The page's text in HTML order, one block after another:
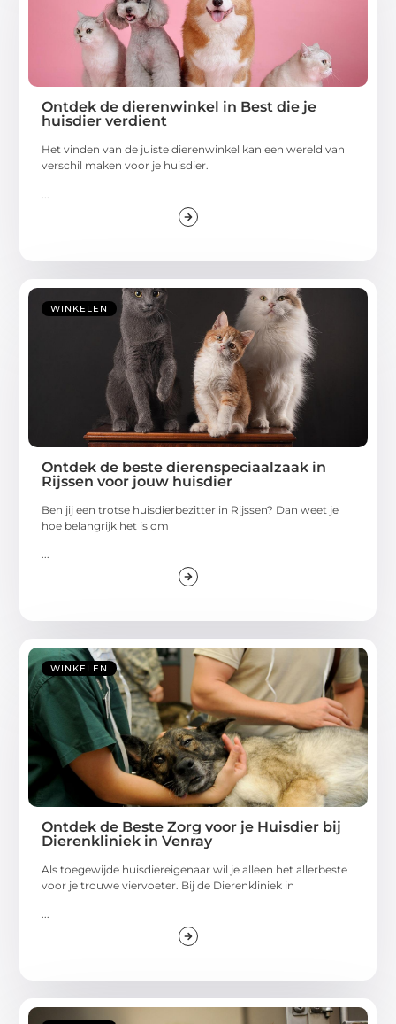
Ontdek de dierenwinkel in Best die je
huisdier verdient
Het vinden van de juiste dierenwinkel kan een wereld van
verschil maken voor je huisdier.
WINKELEN
Ontdek de beste dierenspeciaalzaak in
Rijssen voor jouw huisdier
Ben jij een trotse huisdierbezitter in Rijssen? Dan weet je
hoe belangrijk het is om
WINKELEN
Ontdek de Beste Zorg voor je Huisdier bij
Dierenkliniek in Venray
Als toegewijde huisdiereigenaar wil je alleen het allerbeste
voor je trouwe viervoeter. Bij de Dierenkliniek in
...